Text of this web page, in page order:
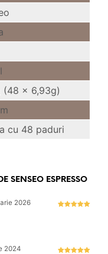
(48 x 6,93g)
cu 48 paduri
SENSEO ESPRESSO
2026
2024